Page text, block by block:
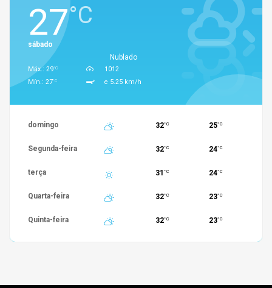
27°C
Nublado
sábado
Máx.: 29°C
Mín.: 27°C
1012
e 5.25 km/h
domingo 32°C 25°C
Segunda-feira 32°C 24°C
terça 31 °C 24°C
Quarta-feira 32°C 23°C
Quinta-feira 32°C 23°C